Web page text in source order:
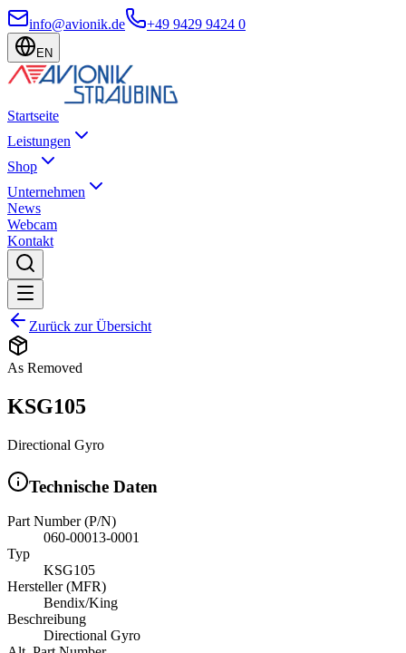
info@avionik.de +49 9429 9424 0
EN
Startseite
Leistungen
Shop
Unternehmen
News
Webcam
Kontakt
Zurück zur Übersicht
As Removed
KSG105
Directional Gyro
Technische Daten
Part Number (P/N)
060-00013-0001
Typ
KSG105
Hersteller (MFR)
Bendix/King
Beschreibung
Directional Gyro